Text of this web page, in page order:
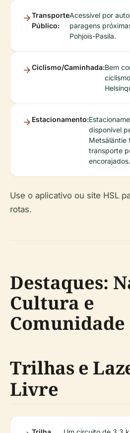
Transporte
Público:
Acessível por
paragens
Pohjois-Pasila.
Ciclismo/Caminhada:Bem
Estacionamento:
disponível
Metsäläntie
transporte
encorajados.
Use o aplicativo ou site HSL
rotas.
Destaques:
Cultura e
Comunidade
Trilhas e
Livre